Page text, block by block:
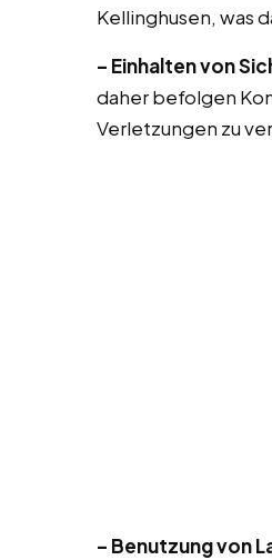
Kellinghusen, was
– Einhalten von
daher befolgen
Verletzungen zu
– Benutzung von